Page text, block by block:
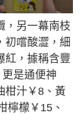
，另一幕南枝
初嚐酸澀，細
紅，據稱含豐
是通便神
柑汁￥8、黃
檸檬￥15、